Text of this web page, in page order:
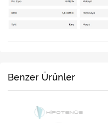
Benzer Ürünler